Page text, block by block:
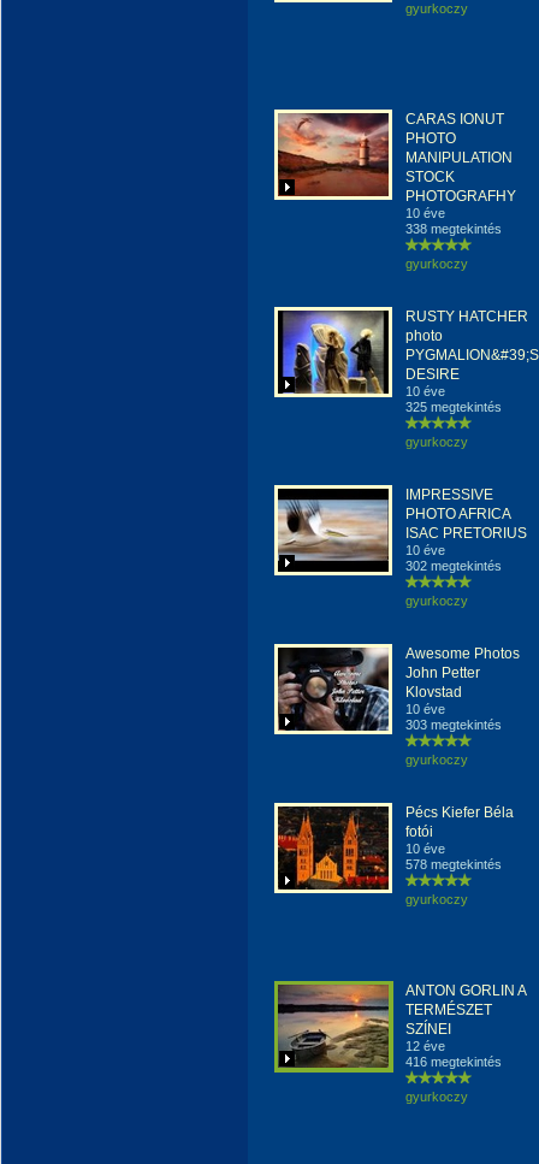
gyurkoczy
CARAS IONUT
PHOTO
MANIPULATION
STOCK
PHOTOGRAFHY
10 éve
338 megtekintés
gyurkoczy
RUSTY HATCHER
photo
PYGMALION&#39;S
DESIRE
10 éve
325 megtekintés
gyurkoczy
IMPRESSIVE
PHOTO AFRICA
ISAC PRETORIUS
10 éve
302 megtekintés
gyurkoczy
Awesome Photos
John Petter
Klovstad
10 éve
303 megtekintés
gyurkoczy
Pécs Kiefer Béla
fotói
10 éve
578 megtekintés
gyurkoczy
ANTON GORLIN A
TERMÉSZET
SZÍNEI
12 éve
416 megtekintés
gyurkoczy